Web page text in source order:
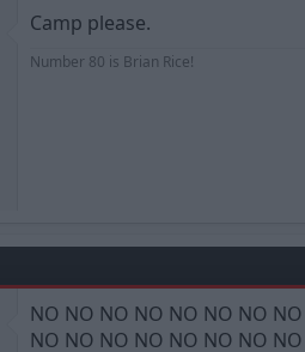
Camp please.
Number 80 is Brian Rice!
NO NO NO NO NO NO NO NO NO NO NO NO NO NO NO NO NO NO NO NO NO NO NO NO NO NO NO NO NO NO NO NO NO NO NO NO NO NO NO NO NO NO NO NO NO NO NO NO NO NO NO NO NO NO NO NO NO NO NO NO NO NO NO NO NO NO NO NO NO NO NO NO NO NO NO NO NO NO NO NO NO NO NO NO NO NO NO NO NO NO NO NO NO NO NO NO NO NO NO NO NO NO NO NO NO NO NO NO NO NO NO NO NO NO NO NO NO NO NO NO NO NO NO NO NO NO NO NO NO NO NO NO NO NO NO NO NO NO NO NO NO NO NO NO NO NO NO NO NO NO NO NO NO NO NO NO NO NO NO NO NO NO NO NO NO NO NO NO NO NO NO NO NO NO NO NO NO NO NO NO NO NO NO NO NO NO NO NO NO NO NO NO NO NO NO NO NO NO NO NO NO NO NO NO NO NO NO NO NO NO NO NO NO NO NO NO NO NO NO NO NO NO NO NO NO NO NO NO NO NO NO NO NO NO NO NO NO NO NO NO NO NO NO NO NO NO NO NO NO NO NO NO NO NO NO NO NO NO NO NO NO NO NO NO NO NO NO NO NO NO NO NO NO NO NO NO NO NO NO NO NO NO NO NO NO NO NO NO NO NO NO NO NO NO NO NO NO NO NO NO NO NO NO NO NO NO NO NO NO NO NO NO NO NO NO NO NO NO NO NO NO NO NO NO NO NO NO NO NO NO NO NO NO NO NO NO NO NO NO NO NO NO NO NO NO NO NO NO NO NO NO NO NO NO NO NO NO NO NO NO NO NO NO NO NO NO NO NO NO NO NO NO NO NO NO NO NO NO NO NO NO NO NO NO NO NO NO NO NO NO NO NO NO NO NO NO NO NO NO NO NO NO NO NO NO NO NO NO NO NO NO NO NO NO NO NO NO NO NO NO NO NO NO NO NO NO NO NO NO NO NO NO NO NO NO NO NO NO NO NO NO NO NO NO NO NO NO NO NO NO NO NO NO NO NO NO NO NO NO NO NO NO NO NO NO NO NO NO NO NO NO NO NO NO NO NO NO NO NO NO NO NO NO NO NO NO NO NO NO NO NO NO NO NO NO NO NO NO NO NO NO NO NO NO NO NO NO NO NO NO NO NO NO NO NO NO NO NO NO NO NO NO NO NO NO NO NO NO NO NO NO NO NO NO NO NO NO NO NO NO NO NO NO NO NO NO NO NO NO NO NO NO NO NO NO NO NO NO NO NO NO NO NO NO NO NO NO NO NO NO NO NO NO NO NO NO NO NO NO NO NO NO NO NO NO NO NO NO NO NO NO NO NO NO NO NO NO NO NO NO NO NO NO NO NO NO NO NO NO NO NO NO NO NO NO NO NO NO NO NO NO NO NO NO NO NO NO NO NO NO NO NO NO NO NO NO NO NO NO NO NO NO NO NO NO NO NO NO NO NO NO NO NO NO NO NO NO NO NO NO NO NO NO NO NO NO NO NO NO NO NO NO NO NO NO NO NO NO NO NO NO NO NO NO NO NO NO NO NO NO NO NO NO NO NO NO NO NO NO NO NO NO NO NO NO NO